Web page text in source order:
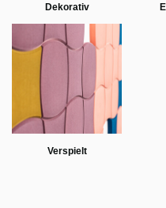
Dekorativ
Verspielt